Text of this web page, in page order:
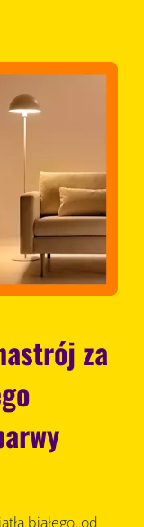
za
białego, od